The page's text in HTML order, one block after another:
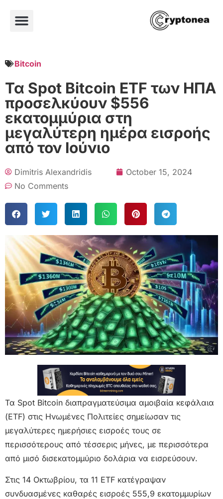
Bitcoin
Τα Spot Bitcoin ETF των ΗΠΑ
προσελκύουν $556
εκατομμύρια στη
μεγαλύτερη ημέρα εισροής
από τον Ιούνιο
Dimitris Alexandridis
October 15, 2024
No Comments
Τα Spot Bitcoin διαπραγματεύσιμα αμοιβαία κεφάλαια
(ETF) στις Ηνωμένες Πολιτείες σημείωσαν τις
μεγαλύτερες ημερήσιες εισροές τους σε
περισσότερους από τέσσερις μήνες, με περισσότερα
από μισό δισεκατομμύριο δολάρια να εισρεύσουν.
Στις 14 Οκτωβρίου, τα 11 ETF κατέγραψαν
συνδυασμένες καθαρές εισροές 555,9 εκατομμυρίων